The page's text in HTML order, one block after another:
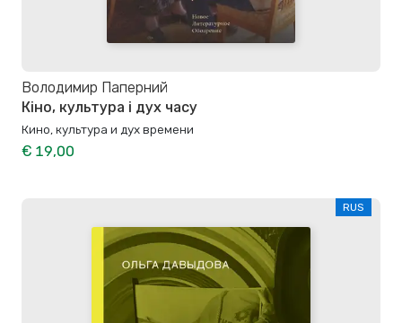
Володимир Паперний
Кіно, культура і дух часу
Кино, культура и дух времени
€ 19,00
RUS